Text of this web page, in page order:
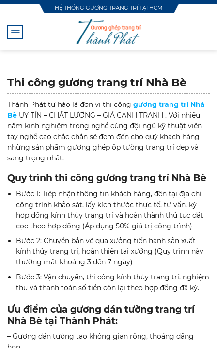
Skip
content
HỆ THỐNG GƯƠNG TRANG TRÍ TẠI HCM
Thi công gương trang trí Nhà Bè
Thành Phát tự hào là đơn vị thi công gương trang trí Nhà
Bè UY TÍN – CHẤT LƯỢNG – GIÁ CẠNH TRANH . Với nhiều
năm kinh nghiệm trong nghề cùng đội ngũ kỹ thuật viên
tay nghề cao chắc chắn sẽ đem đến cho quý khách hàng
những sản phẩm gương ghép ốp tường trang trí đẹp và
sang trọng nhất.
Quy trình thi công gương trang trí Nhà Bè
Bước 1: Tiếp nhận thông tin khách hàng, đến tại địa chỉ
công trình khảo sát, lấy kích thước thực tế, tư vấn, ký
hợp đồng kính thủy trang trí và hoàn thành thủ tục đặt
cọc theo hợp đồng (Áp dụng 50% giá trị công trình)
Bước 2: Chuyển bản vẽ qua xưởng tiến hành sản xuất
kính thủy trang trí, hoàn thiện tại xưởng (Quy trình này
thường mất khoảng 3 đến 7 ngày)
Bước 3: Vận chuyển, thi công kính thủy trang trí, nghiệm
thu và thanh toán số tiền còn lại theo hợp đồng đã ký.
Ưu điểm của gương dán tường trang trí
Nhà Bè tại Thành Phát:
– Gương dán tường tạo không gian rộng, thoáng đãng